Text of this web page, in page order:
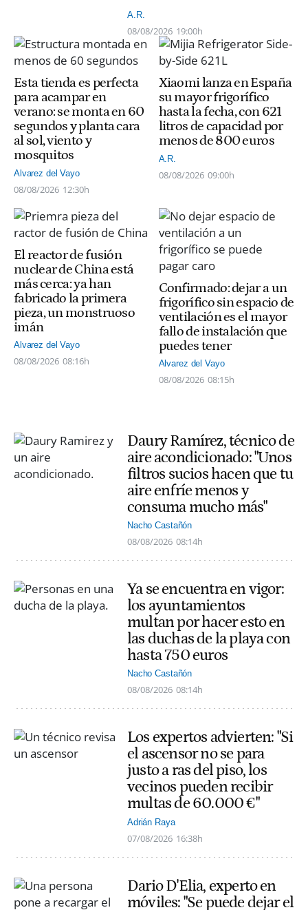
A.R.
08/08/2026 19:00h
Esta tienda es perfecta
para acampar en
verano: se monta en 60
segundos y planta cara
al sol, viento y
mosquitos
Alvarez del Vayo
08/08/2026 12:30h
Xiaomi lanza en España
su mayor frigorífico
hasta la fecha, con 621
litros de capacidad por
menos de 800 euros
A.R.
08/08/2026 09:00h
El reactor de fusión
nuclear de China está
más cerca: ya han
fabricado la primera
pieza, un monstruoso
imán
Alvarez del Vayo
08/08/2026 08:16h
Confirmado: dejar a un
frigorífico sin espacio de
ventilación es el mayor
fallo de instalación que
puedes tener
Alvarez del Vayo
08/08/2026 08:15h
Daury Ramírez, técnico de
aire acondicionado: "Unos
filtros sucios hacen que tu
aire enfríe menos y
consuma mucho más"
Nacho Castañón
08/08/2026 08:14h
Ya se encuentra en vigor:
los ayuntamientos
multan por hacer esto en
las duchas de la playa con
hasta 750 euros
Nacho Castañón
08/08/2026 08:14h
Los expertos advierten: "Si
el ascensor no se para
justo a ras del piso, los
vecinos pueden recibir
multas de 60.000 €"
Adrián Raya
07/08/2026 16:38h
Dario D'Elia, experto en
móviles: "Se puede dejar el